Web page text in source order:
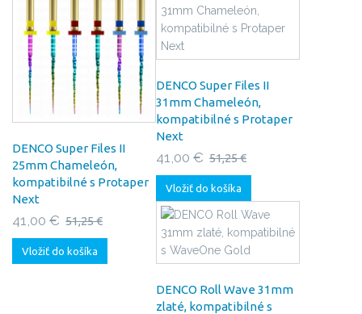
DENCO Super Files II
25mm Chameleón,
kompatibilné s Protaper
Next
41,00 € 51,25 €
Vložiť do košíka
DENCO Super Files II
31mm Chameleón,
kompatibilné s Protaper
Next
41,00 € 51,25 €
Vložiť do košíka
DENCO Roll Wave 31mm
zlaté, kompatibilné s